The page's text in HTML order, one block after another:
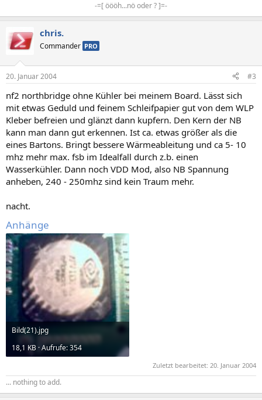
-=[ öööh...nö oder ? ]=-​
chris.
Commander PRO
20. Januar 2004 #3
nf2 northbridge ohne Kühler bei meinem Board. Lässt sich
mit etwas Geduld und feinem Schleifpapier gut von dem WLP
Kleber befreien und glänzt dann kupfern. Den Kern der NB
kann man dann gut erkennen. Ist ca. etwas größer als die
eines Bartons. Bringt bessere Wärmeableitung und ca 5- 10
mhz mehr max. fsb im Idealfall durch z.b. einen
Wasserkühler. Dann noch VDD Mod, also NB Spannung
anheben, 240 - 250mhz sind kein Traum mehr.
nacht.
Anhänge
Bild(21).jpg
18,1 KB · Aufrufe: 354
Zuletzt bearbeitet: 20. Januar 2004
... nothing to add.